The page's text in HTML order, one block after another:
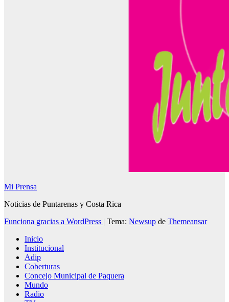
Mi Prensa
Noticias de Puntarenas y Costa Rica
Funciona gracias a WordPress | Tema: Newsup de Themeansar
Inicio
Institucional
Adip
Coberturas
Concejo Municipal de Paquera
Mundo
Radio